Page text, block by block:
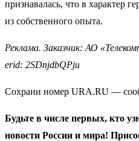
признавалась, что в характер
из собственного опыта.
Реклама. Заказчик: АО
erid: 2SDnjdbQPju
Сохрани номер URA.RU —
Будьте в числе первых, кто
новости России и мира!